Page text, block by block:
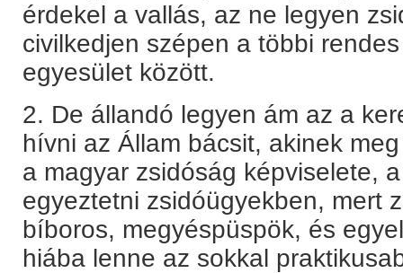
érdekel a vallás, az ne legyen
civilkedjen szépen a többi
egyesület között.
2. De állandó legyen ám az a
hívni az Állam bácsit, akinek
a magyar zsidóság képviselete,
egyeztetni zsidóügyekben, mert
bíboros, megyéspüspök, és
hiába lenne az sokkal